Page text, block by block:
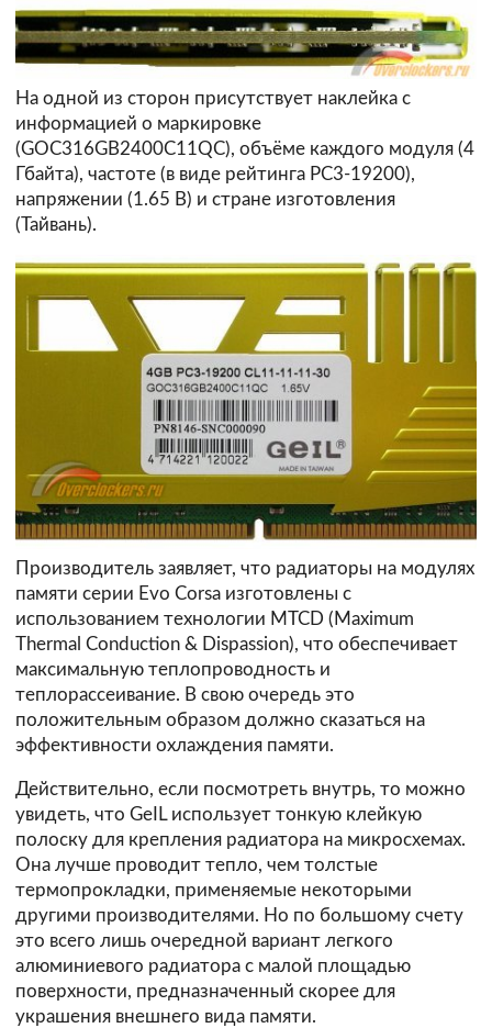
На одной из сторон присутствует наклейка с
информацией о маркировке
(GOC316GB2400C11QC), объёме каждого модуля (4
Гбайта), частоте (в виде рейтинга PC3-19200),
напряжении (1.65 В) и стране изготовления
(Тайвань).
Производитель заявляет, что радиаторы на модулях
памяти серии Evo Corsa изготовлены с
использованием технологии MTCD (Maximum
Thermal Conduction & Dispassion), что обеспечивает
максимальную теплопроводность и
теплорассеивание. В свою очередь это
положительным образом должно сказаться на
эффективности охлаждения памяти.
Действительно, если посмотреть внутрь, то можно
увидеть, что GeIL использует тонкую клейкую
полоску для крепления радиатора на микросхемах.
Она лучше проводит тепло, чем толстые
термопрокладки, применяемые некоторыми
другими производителями. Но по большому счету
это всего лишь очередной вариант легкого
алюминиевого радиатора с малой площадью
поверхности, предназначенный скорее для
украшения внешнего вида памяти.